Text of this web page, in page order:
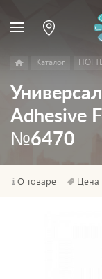
Каталог
Adhesive
№6470
О товаре Цена